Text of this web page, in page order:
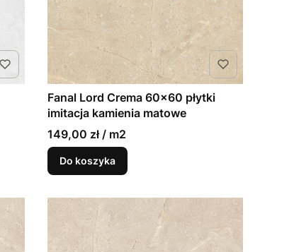
Fanal Lord Crema 60x60 płytki
imitacja kamienia matowe
149,00 zł / m2
Do koszyka